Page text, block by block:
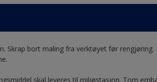
Skrap bort maling fra verktøyet før rengjøring.
skal leveres til miljøstasjon. Tom